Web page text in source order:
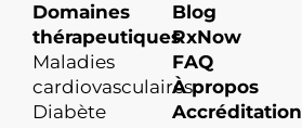
Domaines
thérapeutiques
Maladies
cardiovasculaires
Diabète
Blog
RxNow
FAQ
À propos
Accréditation